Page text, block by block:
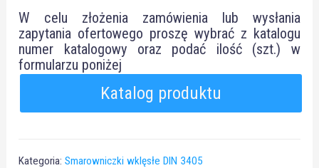
W celu złożenia zamówienia lub wysłania
zapytania ofertowego proszę wybrać z katalogu
numer katalogowy oraz podać ilość (szt.) w
formularzu poniżej
Katalog produktu
Kategoria:Smarowniczki wklęsłe DIN 3405